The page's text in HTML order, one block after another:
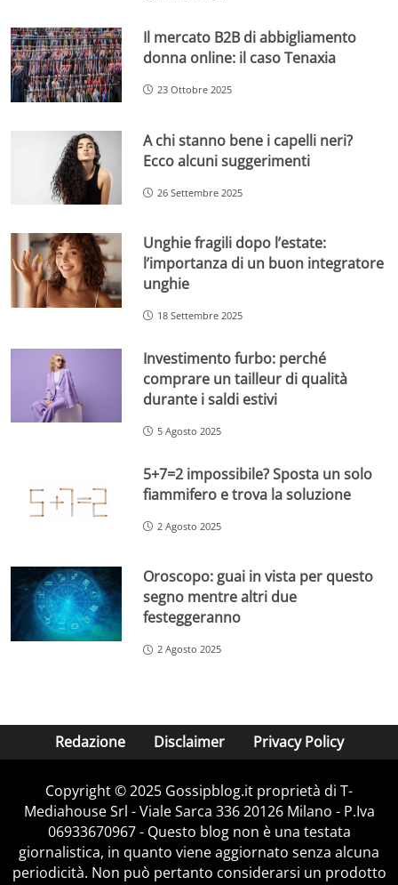
Il mercato B2B di abbigliamento
donna online: il caso Tenaxia
23 Ottobre 2025
A chi stanno bene i capelli neri?
Ecco alcuni suggerimenti
26 Settembre 2025
Unghie fragili dopo l’estate:
l’importanza di un buon integratore
unghie
18 Settembre 2025
Investimento furbo: perché
comprare un tailleur di qualità
durante i saldi estivi
5 Agosto 2025
5+7=2 impossibile? Sposta un solo
fiammifero e trova la soluzione
2 Agosto 2025
Oroscopo: guai in vista per questo
segno mentre altri due
festeggeranno
2 Agosto 2025
Redazione Disclaimer Privacy Policy
Copyright © 2025 Gossipblog.it proprietà di T-
Mediahouse Srl - Viale Sarca 336 20126 Milano - P.Iva
06933670967 - Questo blog non è una testata
giornalistica, in quanto viene aggiornato senza alcuna
periodicità. Non può pertanto considerarsi un prodotto